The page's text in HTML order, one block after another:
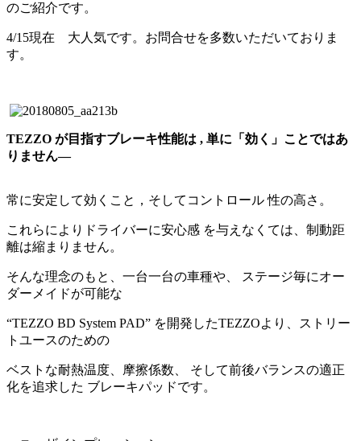
のご紹介です。
4/15現在 大人気です。お問合せを多数いただいておりま
す。
TEZZO が目指すブレーキ性能は , 単に「効く」ことではあ
りません―
常に安定して効くこと，そしてコントロール 性の高さ。
これらによりドライバーに安心感 を与えなくては、制動距
離は縮まりません。
そんな理念のもと、一台一台の車種や、 ステージ毎にオー
ダーメイドが可能な
“TEZZO BD System PAD” を開発したTEZZOより、ストリー
トユースのための
ベストな耐熱温度、摩擦係数、 そして前後バランスの適正
化を追求した ブレーキパッドです。